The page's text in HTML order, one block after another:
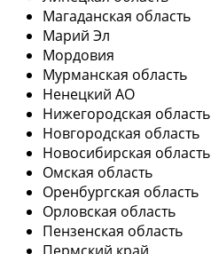
Магаданская область
Марий Эл
Мордовия
Мурманская область
Ненецкий АО
Нижегородская область
Новгородская область
Новосибирская область
Омская область
Оренбургская область
Орловская область
Пензенская область